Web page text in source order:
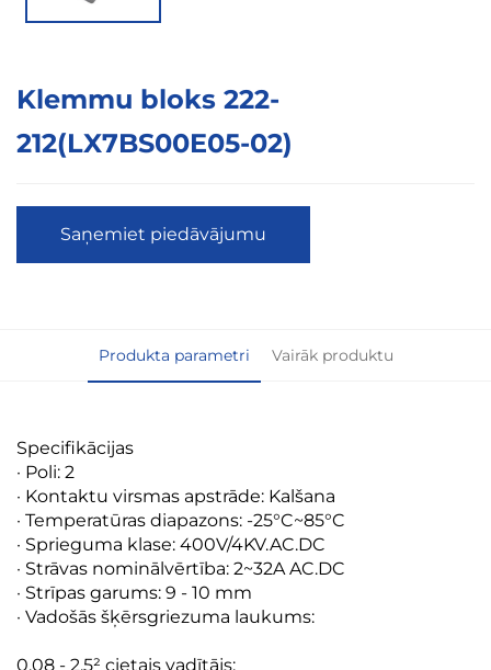
Klemmu bloks 222-
212(LX7BS00E05-02)
Saņemiet piedāvājumu
Produkta parametri Vairāk produktu
Specifikācijas
· Poli: 2
· Kontaktu virsmas apstrāde: Kalšana
· Temperatūras diapazons: -25°C~85°C
· Sprieguma klase: 400V/4KV.AC.DC
· Strāvas nominālvērtība: 2~32A AC.DC
· Strīpas garums: 9 - 10 mm
· Vadošās šķērsgriezuma laukums:
0,08 - 2,5² cietais vadītājs;